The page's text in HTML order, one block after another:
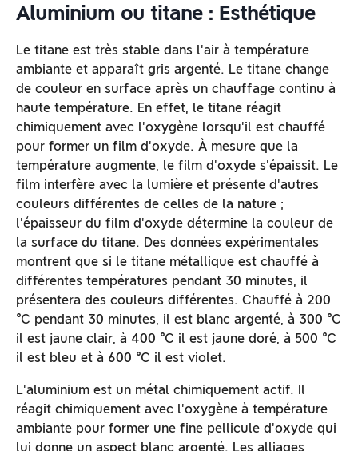
Aluminium ou titane : Esthétique
Le titane est très stable dans l'air à température
ambiante et apparaît gris argenté. Le titane change
de couleur en surface après un chauffage continu à
haute température. En effet, le titane réagit
chimiquement avec l'oxygène lorsqu'il est chauffé
pour former un film d'oxyde. À mesure que la
température augmente, le film d'oxyde s'épaissit. Le
film interfère avec la lumière et présente d'autres
couleurs différentes de celles de la nature ;
l'épaisseur du film d'oxyde détermine la couleur de
la surface du titane. Des données expérimentales
montrent que si le titane métallique est chauffé à
différentes températures pendant 30 minutes, il
présentera des couleurs différentes. Chauffé à 200
℃ pendant 30 minutes, il est blanc argenté, à 300 ℃
il est jaune clair, à 400 ℃ il est jaune doré, à 500 ℃
il est bleu et à 600 ℃ il est violet.
L'aluminium est un métal chimiquement actif. Il
réagit chimiquement avec l'oxygène à température
ambiante pour former une fine pellicule d'oxyde qui
lui donne un aspect blanc argenté. Les alliages